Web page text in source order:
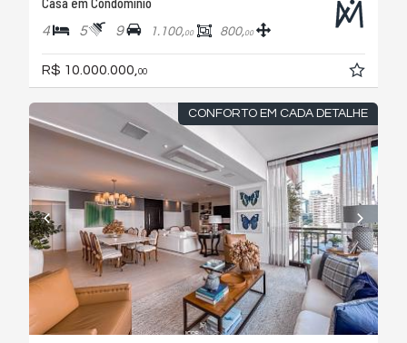
4 5 9 1.100,00 800,00
R$ 10.000.000, 00
CONFORTO EM CADA DETALHE